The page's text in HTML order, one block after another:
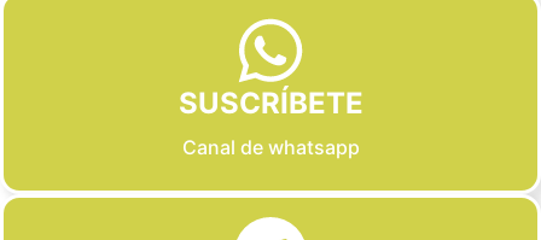
SUSCRÍBETE
Canal de whatsapp